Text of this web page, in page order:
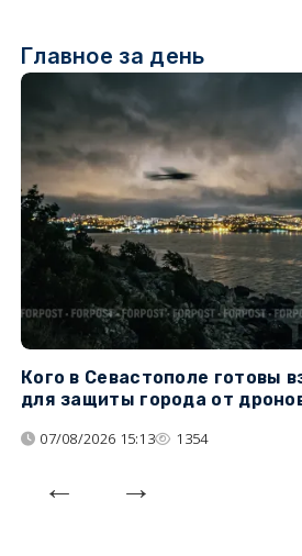
Главное за день
Кого в Севастополе готовы
для защиты города от
07/08/2026 15:13 1354